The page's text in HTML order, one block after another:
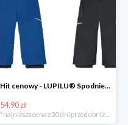
Hit cenowy - LUPILU® Spodnie narciarskie chłopięce
54.90 zł